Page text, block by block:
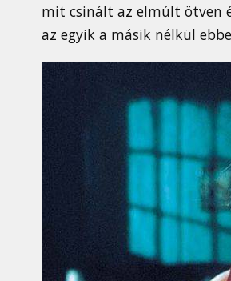
mit csinált az elmúlt ötven
az egyik a másik nélkül